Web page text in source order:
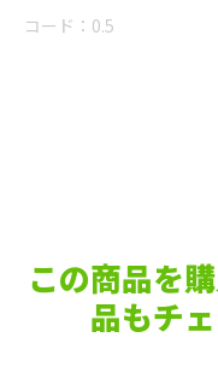
コード： 0.5
この商品を
品もチ